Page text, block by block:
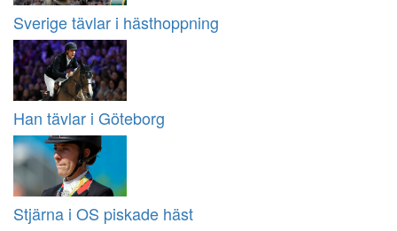
Sverige tävlar i hästhoppning
Han tävlar i Göteborg
Stjärna i OS piskade häst